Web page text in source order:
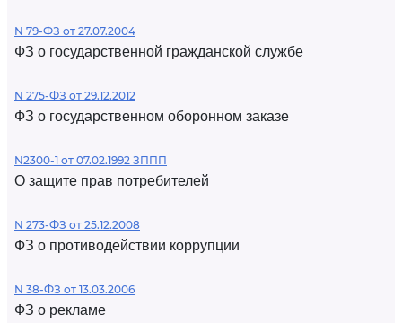
N 79-ФЗ от 27.07.2004
ФЗ о государственной гражданской службе
N 275-ФЗ от 29.12.2012
ФЗ о государственном оборонном заказе
N2300-1 от 07.02.1992 ЗППП
О защите прав потребителей
N 273-ФЗ от 25.12.2008
ФЗ о противодействии коррупции
N 38-ФЗ от 13.03.2006
ФЗ о рекламе